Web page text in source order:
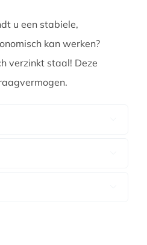
u een stabiele,
kan werken?
verzinkt staal! Deze